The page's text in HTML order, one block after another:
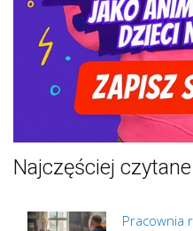
Najczęściej czytane
Pracownia